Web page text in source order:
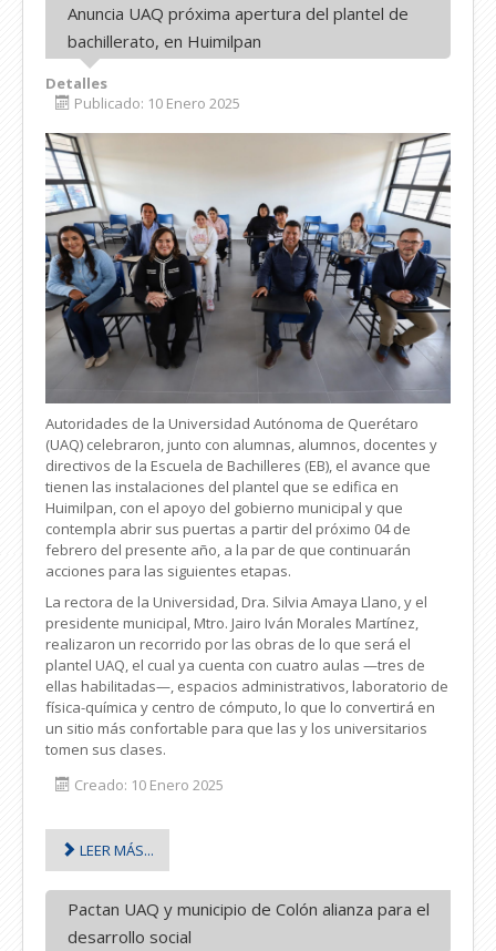
Anuncia UAQ próxima apertura del plantel de
bachillerato, en Huimilpan
Detalles
Publicado: 10 Enero 2025
Autoridades de la Universidad Autónoma de Querétaro
(UAQ) celebraron, junto con alumnas, alumnos, docentes y
directivos de la Escuela de Bachilleres (EB), el avance que
tienen las instalaciones del plantel que se edifica en
Huimilpan, con el apoyo del gobierno municipal y que
contempla abrir sus puertas a partir del próximo 04 de
febrero del presente año, a la par de que continuarán
acciones para las siguientes etapas.
La rectora de la Universidad, Dra. Silvia Amaya Llano, y el
presidente municipal, Mtro. Jairo Iván Morales Martínez,
realizaron un recorrido por las obras de lo que será el
plantel UAQ, el cual ya cuenta con cuatro aulas —tres de
ellas habilitadas—, espacios administrativos, laboratorio de
física-química y centro de cómputo, lo que lo convertirá en
un sitio más confortable para que las y los universitarios
tomen sus clases.
Creado: 10 Enero 2025
LEER MÁS...
Pactan UAQ y municipio de Colón alianza para el
desarrollo social